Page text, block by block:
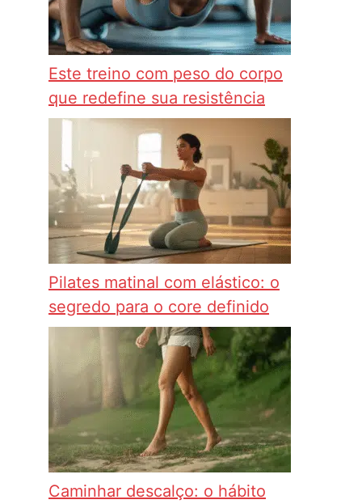
Este treino com peso do corpo
que redefine sua resistência
Pilates matinal com elástico: o
segredo para o core definido
Caminhar descalço: o hábito